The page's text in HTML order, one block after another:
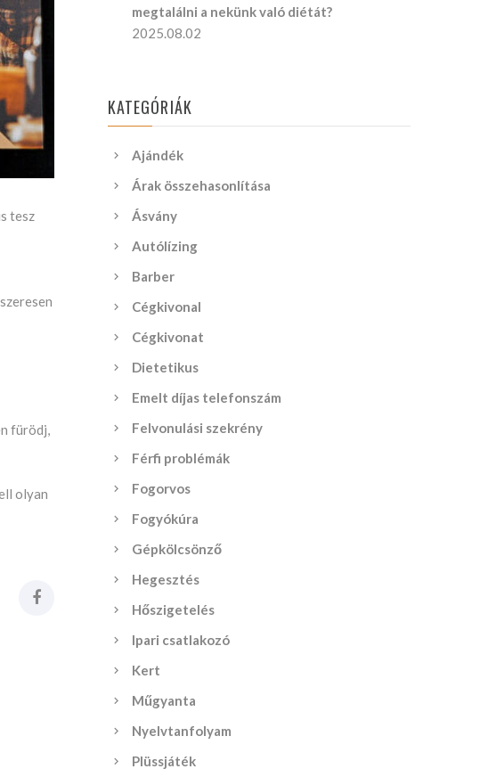
tesz
fürödj,
olyan
megtalálni a nekünk való diétát?
2025.08.02
KATEGÓRIÁK
Ajándék
Árak összehasonlítása
Ásvány
Autólízing
Barber
Cégkivonal
Cégkivonat
Dietetikus
Emelt díjas telefonszám
Felvonulási szekrény
Férfi problémák
Fogorvos
Fogyókúra
Gépkölcsönző
Hegesztés
Hőszigetelés
Ipari csatlakozó
Kert
Műgyanta
Nyelvtanfolyam
Plüssjáték